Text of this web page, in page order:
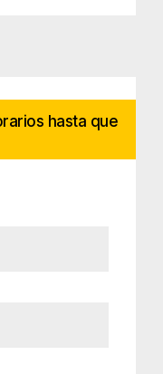
hasta que